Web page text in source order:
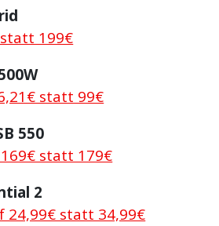
199€
statt 99€
550
statt 179€
2
24,99€ statt 34,99€